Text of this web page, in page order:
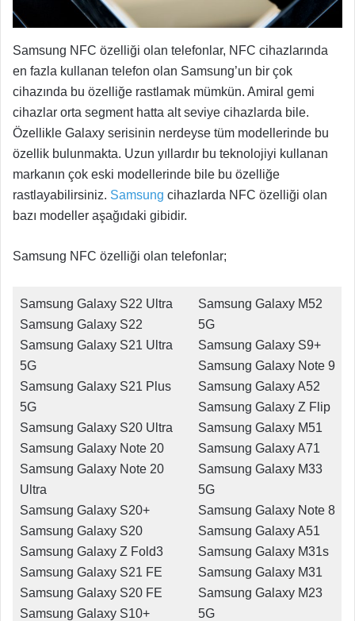
Samsung NFC özelliği olan telefonlar, NFC cihazlarında
en fazla kullanan telefon olan Samsung’un bir çok
cihazında bu özelliğe rastlamak mümkün. Amiral gemi
cihazlar orta segment hatta alt seviye cihazlarda bile.
Özellikle Galaxy serisinin nerdeyse tüm modellerinde bu
özellik bulunmakta. Uzun yıllardır bu teknolojiyi kullanan
markanın çok eski modellerinde bile bu özelliğe
rastlayabilirsiniz. Samsung cihazlarda NFC özelliği olan
bazı modeller aşağıdaki gibidir.
Samsung NFC özelliği olan telefonlar;
Samsung Galaxy S22 Ultra
Samsung Galaxy S22
Samsung Galaxy S21 Ultra
5G
Samsung Galaxy S21 Plus
5G
Samsung Galaxy S20 Ultra
Samsung Galaxy Note 20
Samsung Galaxy Note 20
Ultra
Samsung Galaxy S20+
Samsung Galaxy S20
Samsung Galaxy Z Fold3
Samsung Galaxy S21 FE
Samsung Galaxy S20 FE
Samsung Galaxy S10+
Samsung Galaxy M52
5G
Samsung Galaxy S9+
Samsung Galaxy Note 9
Samsung Galaxy A52
Samsung Galaxy Z Flip
Samsung Galaxy M51
Samsung Galaxy A71
Samsung Galaxy M33
5G
Samsung Galaxy Note 8
Samsung Galaxy A51
Samsung Galaxy M31s
Samsung Galaxy M31
Samsung Galaxy M23
5G